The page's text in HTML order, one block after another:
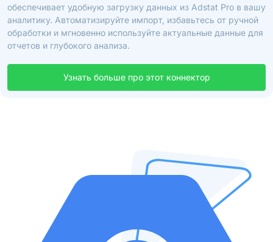
обеспечивает удобную загрузку данных из Adstat Pro в вашу
аналитику. Автоматизируйте импорт, избавьтесь от ручной
обработки и мгновенно используйте актуальные данные для
отчетов и глубокого анализа.
Узнать больше про этот коннектор